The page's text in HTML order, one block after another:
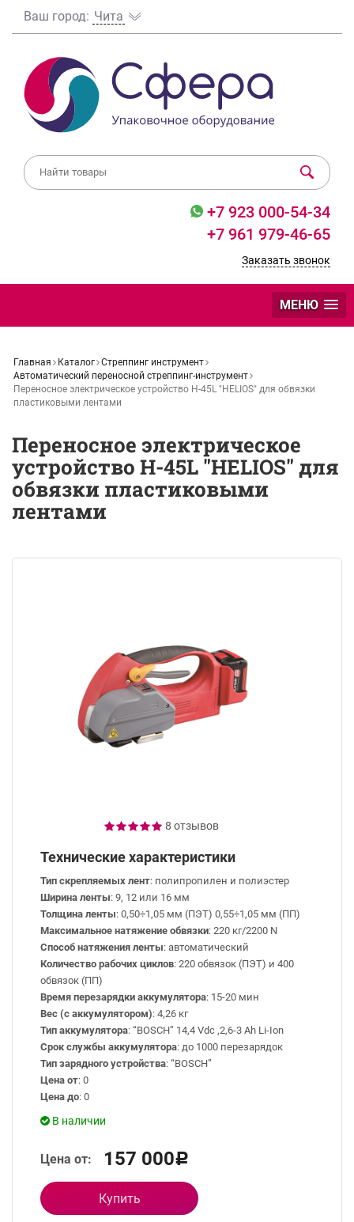
Ваш город: Чита
+7 923 000-54-34
+7 961 979-46-65
Заказать звонок
МЕНЮ
Главная Каталог Стреппинг инструмент
Автоматический переносной стреппинг-инструмент
Переносное электрическое устройство H-45L "HELIOS" для обвязки
пластиковыми лентами
Переносное электрическое
устройство H-45L "HELIOS" для
обвязки пластиковыми
лентами
8 отзывов
Технические характеристики
Тип скрепляемых лент: полипропилен и полиэстер
Ширина ленты: 9, 12 или 16 мм
Толщина ленты: 0,50÷1,05 мм (ПЭТ) 0,55÷1,05 мм (ПП)
Максимальное натяжение обвязки: 220 кг/2200 N
Способ натяжения ленты: автоматический
Количество рабочих циклов: 220 обвязок (ПЭТ) и 400
обвязок (ПП)
Время перезарядки аккумулятора: 15-20 мин
Вес (с аккумулятором): 4,26 кг
Тип аккумулятора: “BOSCH” 14,4 Vdc ,2,6-3 Ah Li-Ion
Срок службы аккумулятора: до 1000 перезарядок
Тип зарядного устройства: “BOSCH”
Цена от: 0
Цена до: 0
В наличии
Цена от: 157 000Р
Купить